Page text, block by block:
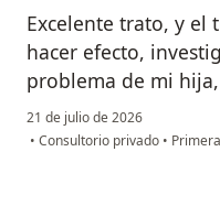
Excelente trato, y el
hacer efecto,
problema de mi
21 de julio de 2026
• Consultorio privado •